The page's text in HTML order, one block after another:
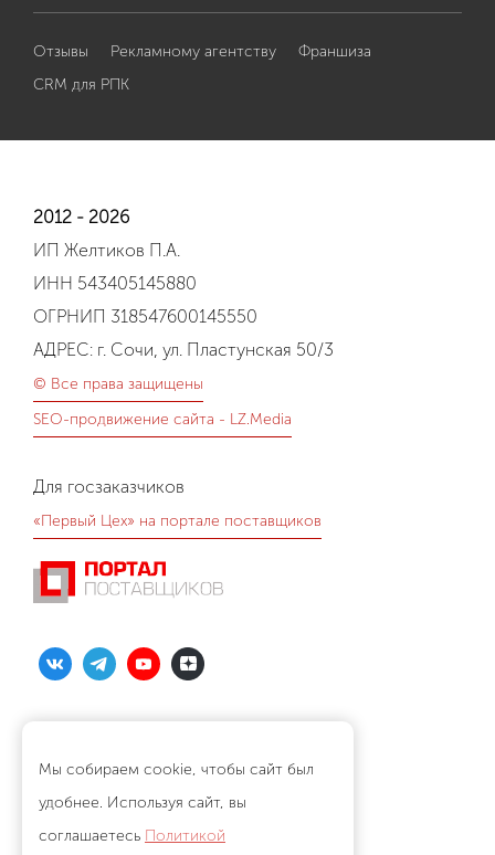
Отзывы Рекламному агентству
Франшиза
CRM для РПК
2012 - 2026
ИП Желтиков П.А.
ИНН 543405145880
ОГРНИП 318547600145550
АДРЕС: г. Сочи, ул. Пластунская 50/3
© Все права защищены
SEO-продвижение сайта - LZ.Media
Для госзаказчиков
«Первый Цех» на портале поставщиков
Согласие на обработку данных
Остались вопросы?
Мы собираем cookie, чтобы сайт был
удобнее. Используя сайт, вы
соглашаетесь Политикой